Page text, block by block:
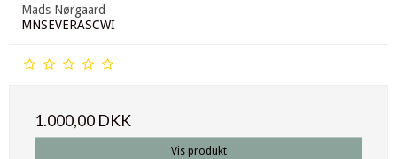
Mads Nørgaard
MNSEVERASCWI
1.000,00 DKK
Vis produkt